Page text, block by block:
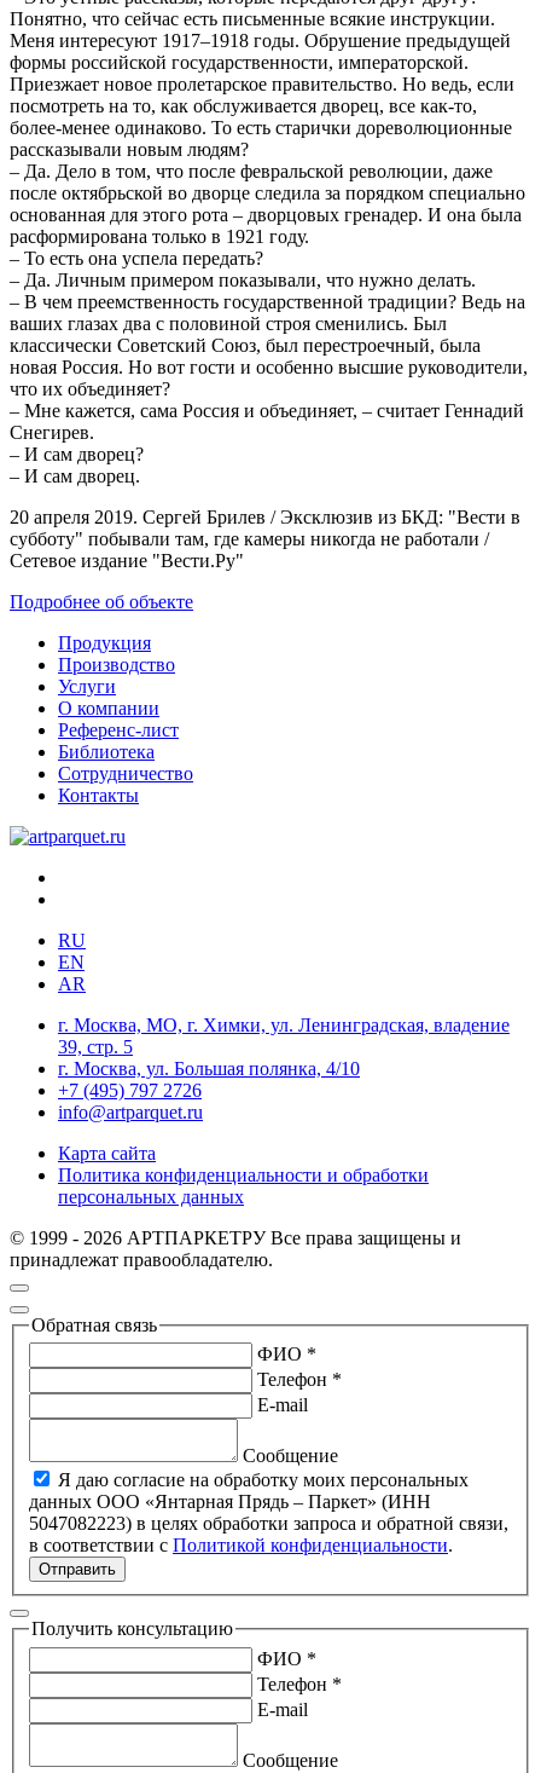
Понятно, что сейчас есть письменные всякие инструкции.
Меня интересуют 1917–1918 годы. Обрушение предыдущей
формы российской государственности, императорской.
Приезжает новое пролетарское правительство. Но ведь, если
посмотреть на то, как обслуживается дворец, все как-то,
более-менее одинаково. То есть старички дореволюционные
рассказывали новым людям?
– Да. Дело в том, что после февральской революции, даже
после октябрьской во дворце следила за порядком специально
основанная для этого рота – дворцовых гренадер. И она была
расформирована только в 1921 году.
– То есть она успела передать?
– Да. Личным примером показывали, что нужно делать.
– В чем преемственность государственной традиции? Ведь на
ваших глазах два с половиной строя сменились. Был
классически Советский Союз, был перестроечный, была
новая Россия. Но вот гости и особенно высшие руководители,
что их объединяет?
– Мне кажется, сама Россия и объединяет, – считает Геннадий
Снегирев.
– И сам дворец?
– И сам дворец.
20 апреля 2019. Сергей Брилев / Эксклюзив из БКД: "Вести в
субботу" побывали там, где камеры никогда не работали /
Сетевое издание "Вести.Ру"
Подробнее об объекте
Продукция
Производство
Услуги
О компании
Референс-лист
Библиотека
Сотрудничество
Контакты
RU
EN
AR
г. Москва, МО, г. Химки, ул. Ленинградская, владение
39, стр. 5
г. Москва, ул. Большая полянка, 4/10
+7 (495) 797 2726
info@artparquet.ru
Карта сайта
Политика конфиденциальности и обработки
персональных данных
© 1999 - 2026 АРТПАРКЕТРУ Все права защищены и
принадлежат правообладателю.
Обратная связь
ФИО *
Телефон *
E-mail
Сообщение
Я даю согласие на обработку моих персональных
данных ООО «Янтарная Прядь – Паркет» (ИНН
5047082223) в целях обработки запроса и обратной связи,
в соответствии с Политикой конфиденциальности.
Отправить
Получить консультацию
ФИО *
Телефон *
E-mail
Сообщение